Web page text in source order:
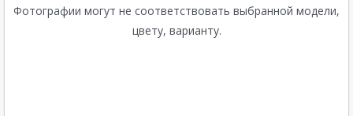
Фотографии могут не соответствовать выбранной модели,
цвету, варианту.